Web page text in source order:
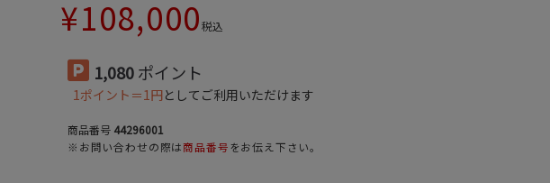
¥108,000税込
1,080ポイント
1ポイント＝1円としてご利用いただけます
商品番号 44296001
※お問い合わせの際は商品番号をお伝え下さい。